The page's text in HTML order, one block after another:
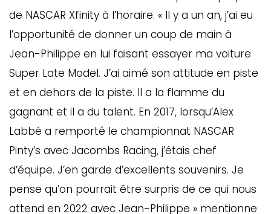
de NASCAR Xfinity à l’horaire. « Il y a un an, j’ai eu
l’opportunité de donner un coup de main à
Jean-Philippe en lui faisant essayer ma voiture
Super Late Model. J’ai aimé son attitude en piste
et en dehors de la piste. Il a la flamme du
gagnant et il a du talent. En 2017, lorsqu’Alex
Labbé a remporté le championnat NASCAR
Pinty’s avec Jacombs Racing, j’étais chef
d’équipe. J’en garde d’excellents souvenirs. Je
pense qu’on pourrait être surpris de ce qui nous
attend en 2022 avec Jean-Philippe » mentionne